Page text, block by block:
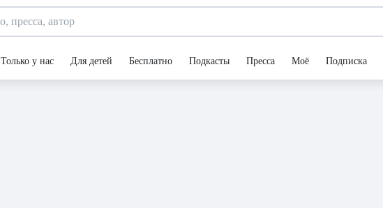
Только у нас Для детей Бесплатно Подкасты Пресса Моё Подписка